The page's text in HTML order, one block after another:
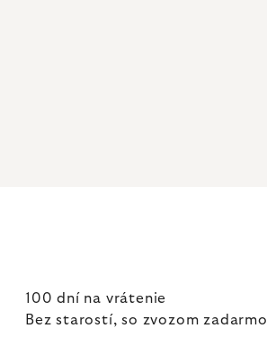
100 dní na vrátenie
Bez starostí, so zvozom zadarmo